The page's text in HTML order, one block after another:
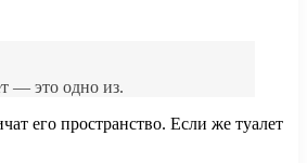
— это одно из.
его пространство. Если же туалет